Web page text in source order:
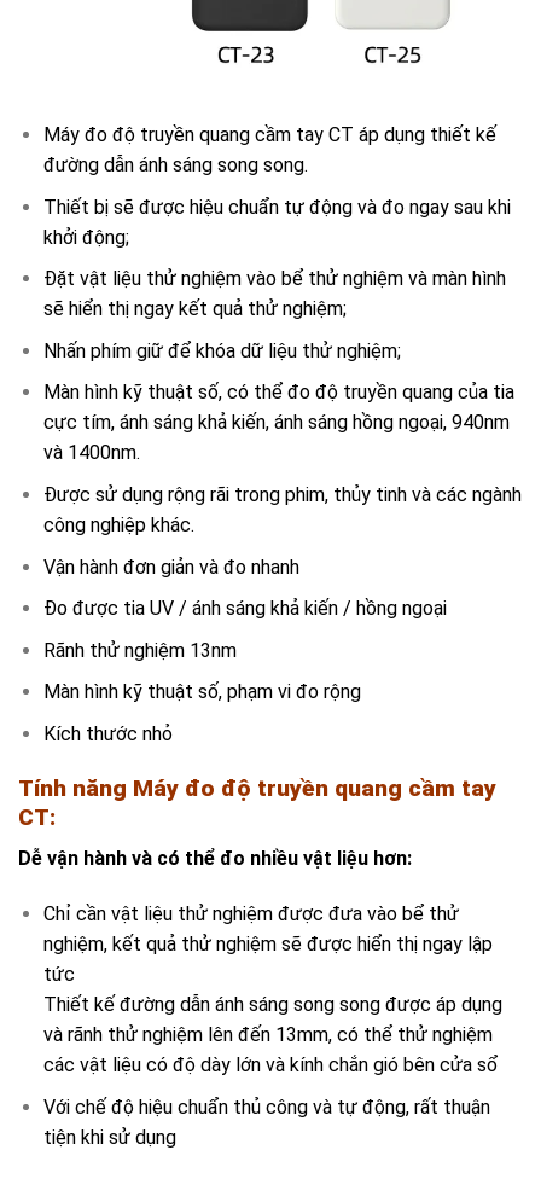
Máy đo độ truyền quang cầm tay CT áp dụng thiết kế
đường dẫn ánh sáng song song.
Thiết bị sẽ được hiệu chuẩn tự động và đo ngay sau khi
khởi động;
Đặt vật liệu thử nghiệm vào bể thử nghiệm và màn hình
sẽ hiển thị ngay kết quả thử nghiệm;
Nhấn phím giữ để khóa dữ liệu thử nghiệm;
Màn hình kỹ thuật số, có thể đo độ truyền quang của tia
cực tím, ánh sáng khả kiến, ánh sáng hồng ngoại, 940nm
và 1400nm.
Được sử dụng rộng rãi trong phim, thủy tinh và các ngành
công nghiệp khác.
Vận hành đơn giản và đo nhanh
Đo được tia UV / ánh sáng khả kiến ​​/ hồng ngoại
Rãnh thử nghiệm 13nm
Màn hình kỹ thuật số, phạm vi đo rộng
Kích thước nhỏ
Tính năng Máy đo độ truyền quang cầm tay
CT:
Dễ vận hành và có thể đo nhiều vật liệu hơn:
Chỉ cần vật liệu thử nghiệm được đưa vào bể thử
nghiệm, kết quả thử nghiệm sẽ được hiển thị ngay lập
tức
Thiết kế đường dẫn ánh sáng song song được áp dụng
và rãnh thử nghiệm lên đến 13mm, có thể thử nghiệm
các vật liệu có độ dày lớn và kính chắn gió bên cửa sổ
Với chế độ hiệu chuẩn thủ công và tự động, rất thuận
tiện khi sử dụng